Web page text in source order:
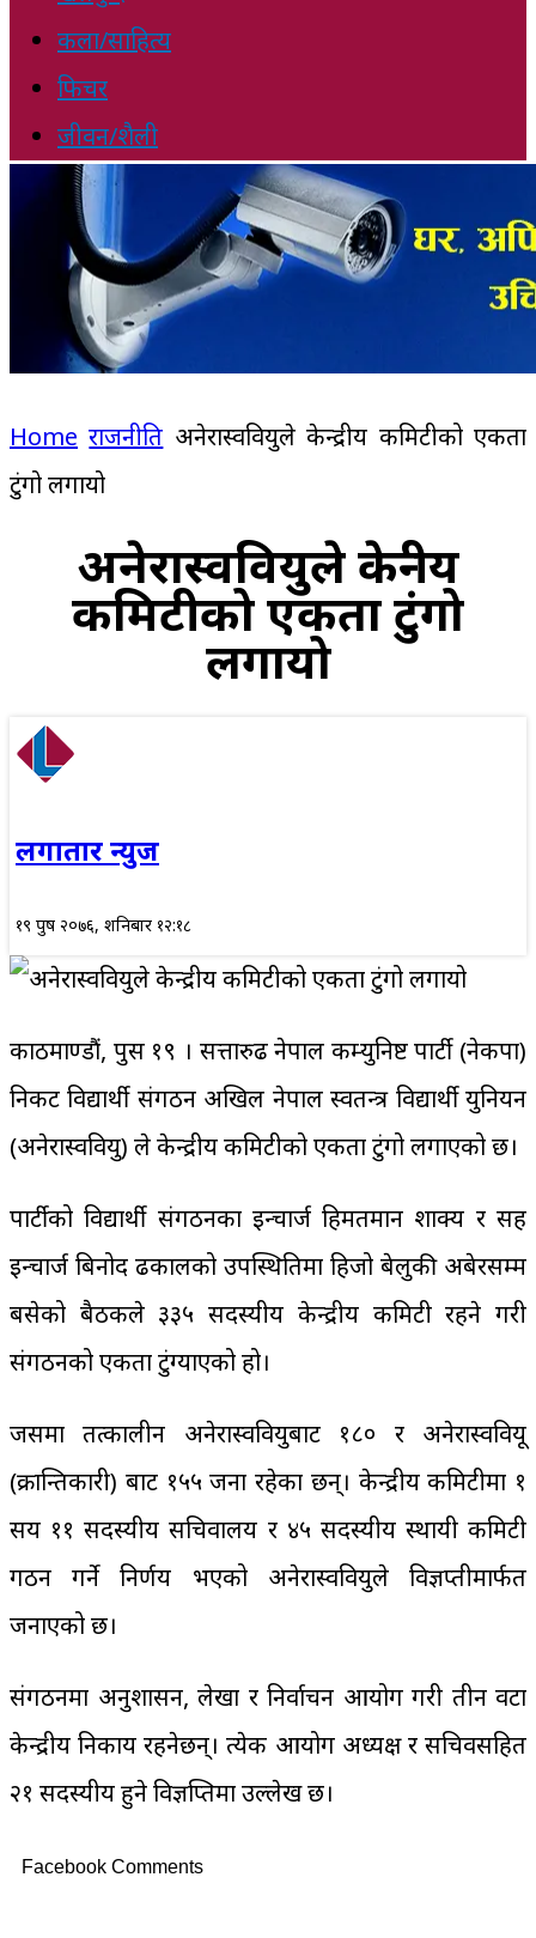
कला/साहित्य
फिचर
जीवन/शैली
Home राजनीति अनेरास्ववियुले केन्द्रीय कमिटीको एकता
टुंगो लगायो
अनेरास्ववियुले केन्द्रीय
कमिटीको एकता टुंगो
लगायो
लगातार न्युज
१९ पुष २०७६, शनिबार १२:१८
काठमाण्डौं, पुस १९ । सत्तारुढ नेपाल कम्युनिष्ट पार्टी (नेकपा)
निकट विद्यार्थी संगठन अखिल नेपाल स्वतन्त्र विद्यार्थी युनियन
(अनेरास्ववियु) ले केन्द्रीय कमिटीको एकता टुंगो लगाएको छ।
पार्टीको विद्यार्थी संगठनका इन्चार्ज हिमतमान शाक्य र सह
इन्चार्ज बिनोद ढकालको उपस्थितिमा हिजो बेलुकी अबेरसम्म
बसेको बैठकले ३३५ सदस्यीय केन्द्रीय कमिटी रहने गरी
संगठनको एकता टुंग्याएको हो।
जसमा तत्कालीन अनेरास्ववियुबाट १८० र अनेरास्ववियू
(क्रान्तिकारी) बाट १५५ जना रहेका छन्। केन्द्रीय कमिटीमा १
सय ११ सदस्यीय सचिवालय र ४५ सदस्यीय स्थायी कमिटी
गठन गर्ने निर्णय भएको अनेरास्ववियुले विज्ञप्तीमार्फत
जनाएको छ।
संगठनमा अनुशासन, लेखा र निर्वाचन आयोग गरी तीन वटा
केन्द्रीय निकाय रहनेछन्। प्रत्येक आयोग अध्यक्ष र सचिवसहित
२१ सदस्यीय हुने विज्ञप्तिमा उल्लेख छ।
Facebook Comments